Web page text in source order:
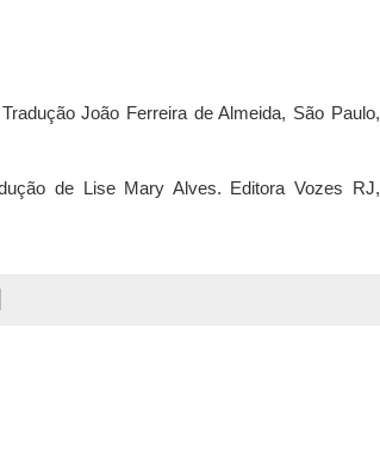
João Ferreira de Almeida, São Paulo,
de Lise Mary Alves. Editora Vozes RJ,